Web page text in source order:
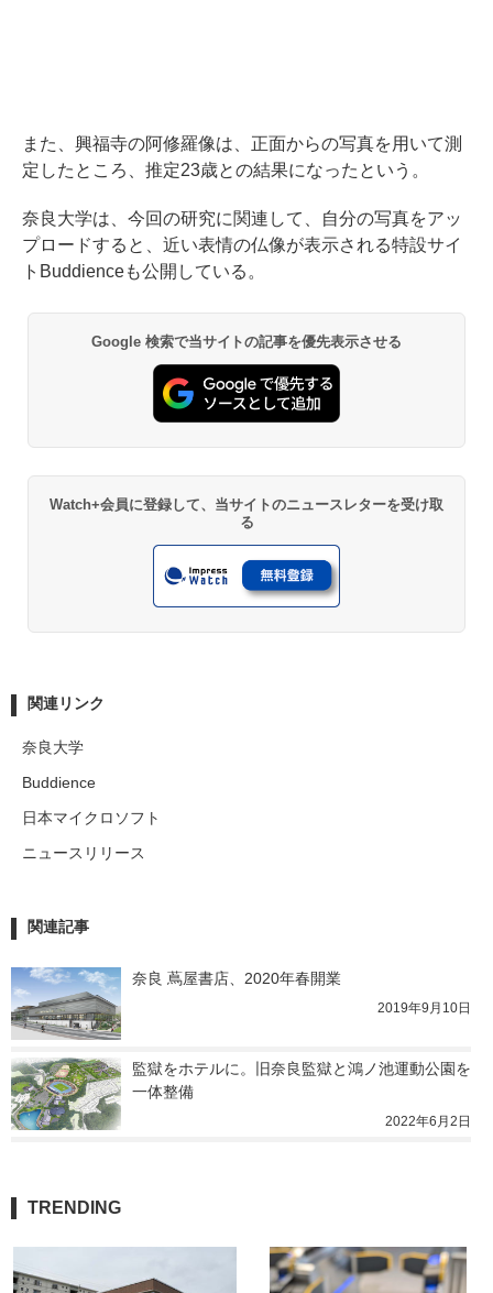
また、興福寺の阿修羅像は、正面からの写真を用いて測
定したところ、推定23歳との結果になったという。
奈良大学は、今回の研究に関連して、自分の写真をアッ
プロードすると、近い表情の仏像が表示される特設サイ
トBuddienceも公開している。
Google 検索で当サイトの記事を優先表示させる
Watch+会員に登録して、当サイトのニュースレターを受け取
る
関連リンク
奈良大学
Buddience
日本マイクロソフト
ニュースリリース
関連記事
奈良 蔦屋書店、2020年春開業
2019年9月10日
監獄をホテルに。旧奈良監獄と鴻ノ池運動公園を
一体整備
2022年6月2日
TRENDING